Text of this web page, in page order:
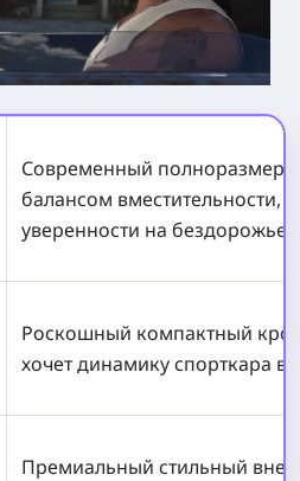
Современный
балансом вместительности,
уверенности на бездорожье.
Роскошный компактный
хочет динамику спорткара в
Премиальный стильный